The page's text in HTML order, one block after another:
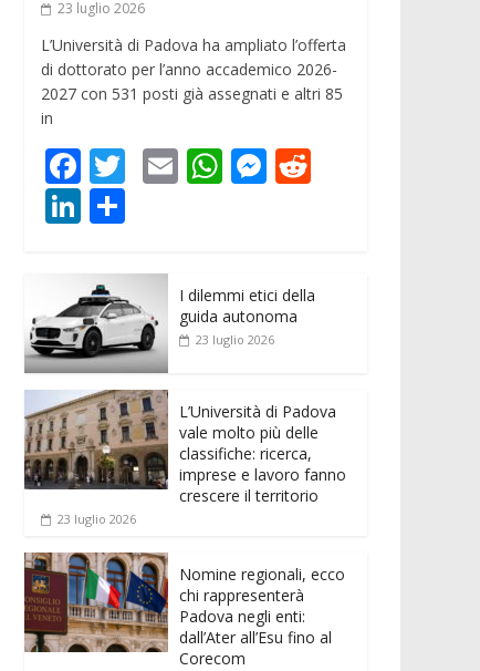
23 luglio 2026
L’Università di Padova ha ampliato l’offerta
di dottorato per l’anno accademico 2026-
2027 con 531 posti già assegnati e altri 85
in
F
ac
e
b
o
o
k
T
er
E W
A
p
M
n
g
t
Li
k
e
dI
n
n
di
vi
di
I dilemmi etici della
guida autonoma
23 luglio 2026
L’Università di Padova
vale molto più delle
classifiche: ricerca,
imprese e lavoro fanno
crescere il territorio
23 luglio 2026
Nomine regionali, ecco
chi rappresenterà
Padova negli enti:
dall’Ater all’Esu fino al
Corecom